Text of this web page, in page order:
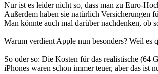
Nur ist es leider nicht so, dass man zu Euro-
Außerdem haben sie natürlich Versicherungen
Man könnte auch mal darüber nachdenken, ob
Warum verdient Apple nun besonders? Weil es
So oder so: Die Kosten für das realistische
iPhones waren schon immer teuer, aber das ist